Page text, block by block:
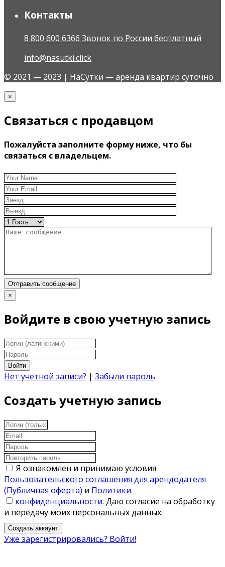
Контакты
8 800 600 6366 Звонок по России бесплатный
info@nasutki.click
© 2021 — 2023 | НаСутки — аренда квартир суточно
×
Связаться с продавцом
Пожалуйста заполните форму ниже, что бы
связаться с владельцем.
Отправить сообщение
×
Войдите в свою учетную запись
Войти
Нет учетной записи? | Забыли пароль
Создать учетную запись
Я ознакомлен и принимаю условия
Пользовательского соглашения для арендодателя
(Публичная оферта) и Политики
конфиденциальности. Даю согласие на обработку
и передачу моих персональных данных.
Создать аккаунт
Уже зарегистрировались? Войти!